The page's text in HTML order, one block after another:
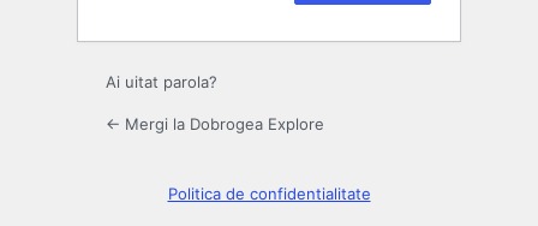
Ai uitat parola?
← Mergi la Dobrogea Explore
Politica de confidentialitate